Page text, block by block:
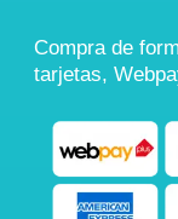
Compra de
tarjetas,